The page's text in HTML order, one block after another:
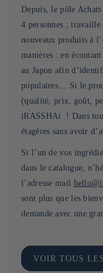
Depuis, le pôle
4 personnes ;
nouveaux produits à
manières : en
au Japon afin
populaires… Si le
(qualité, prix, goût,
iRASSHAi ! Dans
étagères sans avoir
Si l’un de vos
dans le catalogue,
l’adresse mail
sont plus que les
demande avec une
VOIR TOUS